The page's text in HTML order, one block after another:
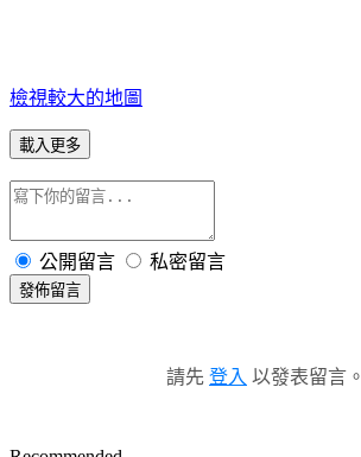
檢視較大的地圖
載入更多
公開留言 私密留言
發佈留言
請先 登入 以發表留言。